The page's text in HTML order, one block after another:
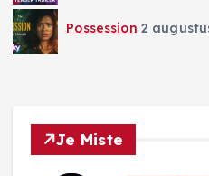
Possession 2
Je Miste